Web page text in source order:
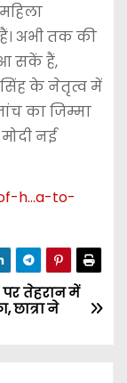
अभी तक की
आ सकें हैं,
के नेतृत्व में
का जिम्मा
नई
h…a-to-
पर तेहरान में
छात्रा ने